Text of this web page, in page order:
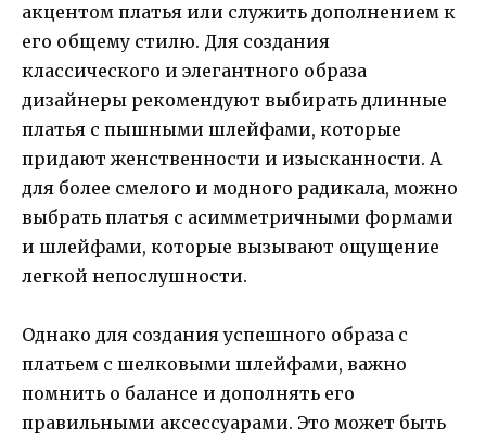
акцентом платья или служить дополнением к
его общему стилю. Для создания
классического и элегантного образа
дизайнеры рекомендуют выбирать длинные
платья с пышными шлейфами, которые
придают женственности и изысканности. А
для более смелого и модного радикала, можно
выбрать платья с асимметричными формами
и шлейфами, которые вызывают ощущение
легкой непослушности.
Однако для создания успешного образа с
платьем с шелковыми шлейфами, важно
помнить о балансе и дополнять его
правильными аксессуарами. Это может быть